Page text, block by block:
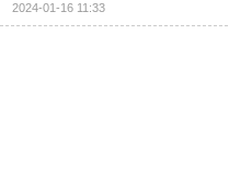
2024-01-16 11:33